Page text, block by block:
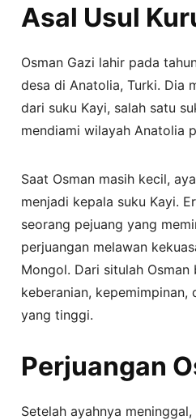
Asal Usul
Osman Gazi lahir pada
desa di Anatolia, Turki. Dia
dari suku Kayi, salah satu
mendiami wilayah Anatolia
Saat Osman masih kecil,
menjadi kepala suku Kayi.
seorang pejuang yang
perjuangan melawan
Mongol. Dari situlah Osman
keberanian, kepemimpinan,
yang tinggi.
Perjuangan
Setelah ayahnya